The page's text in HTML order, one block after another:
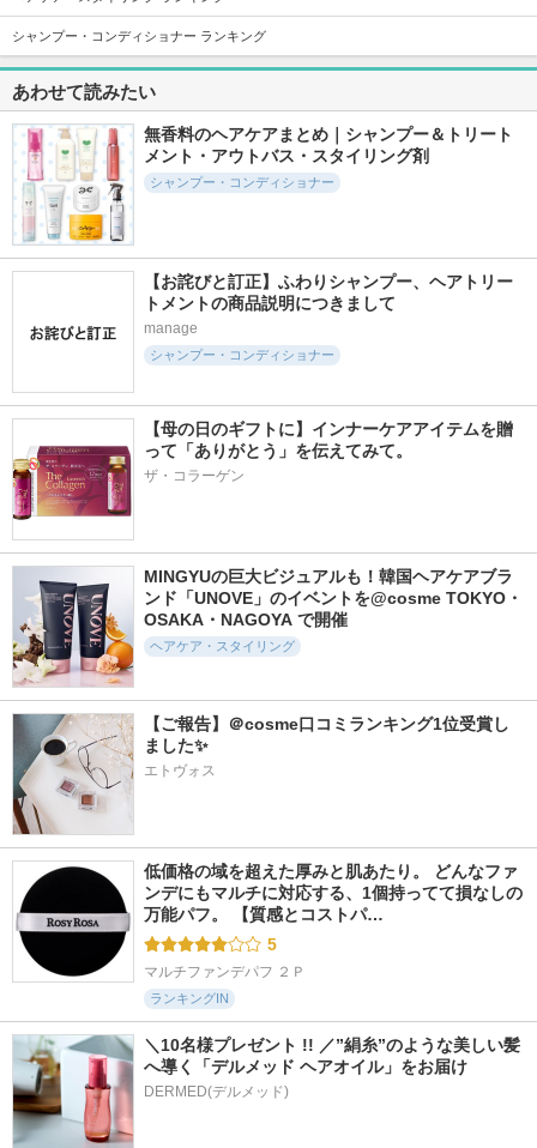
4.9
2836件
リポアシャンプー／
リポアトリートメン
ト
plus eau（プリュスオ
ー）
モロッカンビューテ
ィ ディープモイス
ト シャンプー／ヘ
アトリートメント
melt モイストシャン
プー／トリートメン
ト
5.5
4459件
コスメデコルテ ReFa
5.3
5093件
ファンゴ ヘッドク
レンズ SPA＋
プレディア
4.9
4349件
メロウシャンプー／
メロウトリートメン
ト
ー）
5.1
782件
THE ANSWER
4.9
1441件
リファミルクプロテ
インシャンプーピン
ク/トリートメント
ピンク
ReFa
4.8
2091件
ブルームドール モ
イスチャーイン シ
ャンプー／トリート
メント
ディアボーテ
4.7
1792件
melt スムースシャン
プー／トリートメン
シャンプー・コンディショナー ランキング
あわせて読みたい
無香料のヘアケアまとめ｜シャンプー＆トリート
メント・アウトバス・スタイリング剤
シャンプー・コンディショナー
【お詫びと訂正】ふわりシャンプー、ヘアトリー
トメントの商品説明につきまして
manage
シャンプー・コンディショナー
【母の日のギフトに】インナーケアアイテムを贈
って「ありがとう」を伝えてみて。
ザ・コラーゲン
MINGYUの巨大ビジュアルも！韓国ヘアケアブラ
ンド「UNOVE」のイベントを@cosme TOKYO・
OSAKA・NAGOYA で開催
ヘアケア・スタイリング
【ご報告】＠cosme口コミランキング1位受賞し
ました✨
エトヴォス
低価格の域を超えた厚みと肌あたり。 どんなファ
ンデにもマルチに対応する、1個持ってて損なしの
万能パフ。 【質感とコストパ…
5
マルチファンデパフ ２Ｐ
ランキングIN
＼10名様プレゼント !! ／”絹糸”のような美しい髪
へ導く「デルメッド ヘアオイル」をお届け
DERMED(デルメッド)